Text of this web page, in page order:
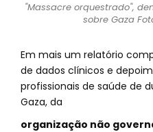
"Massacre orquestrado",
sobre Gaza
Em mais um relatório
de dados clínicos e
profissionais de saúde de
Gaza, da
organização não